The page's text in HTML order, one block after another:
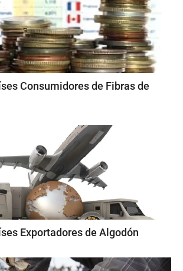
Consumidores de Fibras de
Exportadores de Algodón